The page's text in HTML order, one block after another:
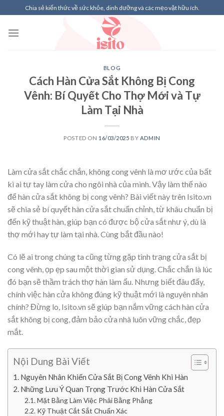
to
content
Chia sẻ kiến thức về sức khỏe, dinh dưỡng và các mẹo vặt hữu ích.
BLOG
Cách Hàn Cửa Sắt Không Bị Cong
Vênh: Bí Quyết Cho Thợ Mới và Tự
Làm Tại Nhà
POSTED ON 16/03/2025 BY ADMIN
Làm cửa sắt chắc chắn, không cong vênh là mơ ước của bất
kì ai tự tay làm cửa cho ngôi nhà của mình. Vậy làm thế nào
để hàn cửa sắt không bị cong vênh? Bài viết này trên Isito.vn
sẽ chia sẻ bí quyết hàn cửa sắt chuẩn chỉnh, từ khâu chuẩn bị
đến kỹ thuật hàn, giúp bạn có được bộ cửa sắt như ý, dù là
thợ mới hay tự làm tại nhà. Cùng bắt đầu nào!
Có lẽ ai trong chúng ta cũng từng gặp tình trạng cửa sắt bị
cong vênh, ọp ẹp sau một thời gian sử dụng. Chắc chắn là lúc
đó bạn sẽ thầm trách thợ hàn làm ẩu. Nhưng biết đâu đấy,
chính việc hàn cửa không đúng kỹ thuật mới là nguyên nhân
chính? Đừng lo, Isito.vn sẽ giúp bạn nắm vững cách hàn cửa
sắt không bị cong, đảm bảo cửa nhà luôn vững chắc, đẹp
mắt.
Nội Dung Bài Viết
Nguyên Nhân Khiến Cửa Sắt Bị Cong Vênh Khi Hàn
Những Lưu Ý Quan Trọng Trước Khi Hàn Cửa Sắt
Mặt Bằng Làm Việc Phải Bằng Phẳng
Kỹ Thuật Cắt Sắt Chuẩn Xác